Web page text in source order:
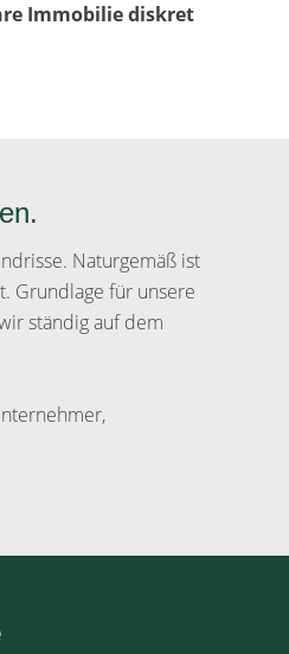
Immobilie diskret
Naturgemäß ist
Grundlage für unsere
ständig auf dem